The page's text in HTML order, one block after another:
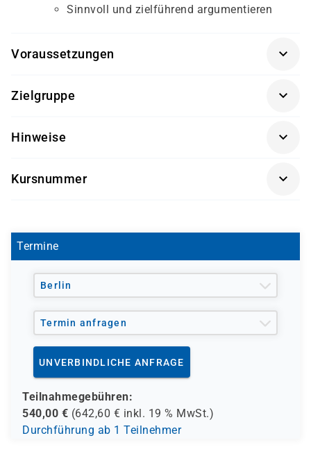
Sinnvoll und zielführend argumentieren
Voraussetzungen
folgende Vorkenntnisse mitbringen:
Anwendern - User Help Desk"
Zielgruppe
Mitarbeiter/-innen.
Hinweise
Kursnummer
Termine
Berlin
Termin anfragen
UNVERBINDLICHE ANFRAGE
Teilnahmegebühren:
540,00 € (642,60 € inkl. 19 % MwSt.)
Durchführung ab 1 Teilnehmer